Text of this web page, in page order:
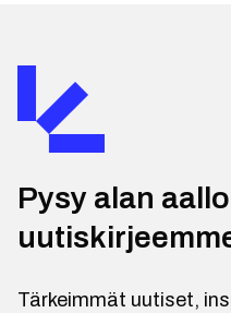
Pysy alan
Tärkeimmät uutiset,